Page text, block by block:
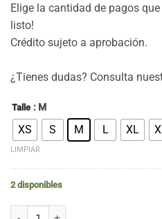
Elige la cantidad de pagos
listo!
Crédito sujeto a aprobación.
¿Tienes dudas? Consulta
Talle : M
XS S M L XL
LIMPIAR
2 disponibles
Remera DUKE Bordó cantidad